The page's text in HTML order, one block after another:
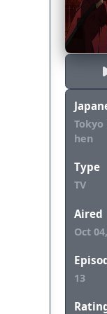
Tokyo
hen
Type
TV
Aired
Oct
13